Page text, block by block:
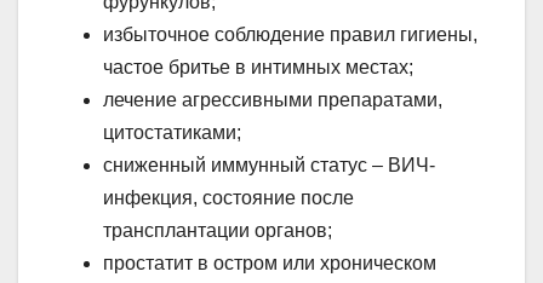
избыточное соблюдение правил гигиены,
частое бритье в интимных местах;
лечение агрессивными препаратами,
цитостатиками;
сниженный иммунный статус – ВИЧ-
инфекция, состояние после
трансплантации органов;
простатит в остром или хроническом